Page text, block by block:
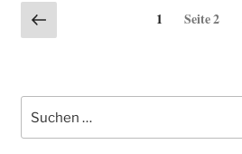
Seitennummerierung
der
Vorherige
Seite
Seite
1 Seite2
nach: